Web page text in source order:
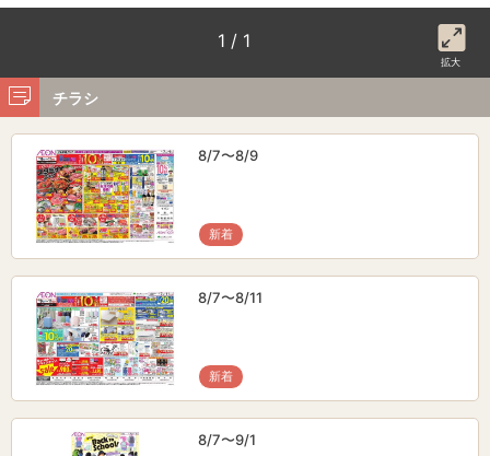
1 / 1
拡大
チラシ
8/7〜8/9
新着
8/7〜8/11
新着
8/7〜9/1